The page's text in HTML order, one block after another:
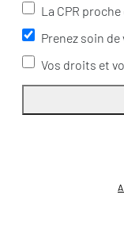
La CPR proche
Prenez soin
Vos droits et